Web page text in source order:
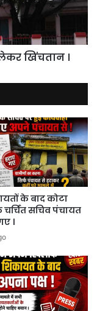
खिंचतान ।
के बाद कोटा
सचिव पंचायत
।